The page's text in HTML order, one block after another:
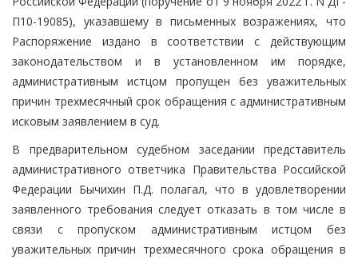
П10-19085), указавшему в письменных возражениях, что
Распоряжение издано в соответствии с действующим
законодательством и в установленном им порядке,
административным истцом пропущен без уважительных
причин трехмесячный срок обращения с административным
исковым заявлением в суд.
В предварительном судебном заседании представитель
административного ответчика Правительства Российской
Федерации Бычихин П.Д. полагал, что в удовлетворении
заявленного требования следует отказать в том числе в
связи с пропуском административным истцом без
уважительных причин трехмесячного срока обращения в